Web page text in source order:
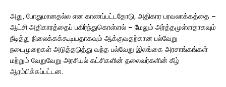
அது, போதுமானதல்ல என காணப்பட்டதோடு, அதிகார பரவலாக்கத்தை –
ஆட்சி அதிகாரத்தைப் பகிர்ந்துகொள்ளல் – மேலும் அர்த்தமுள்ளதாகவும்
நீடித்து நிலைக்கக்கூடியதாகவும் ஆக்குவதற்கான பல்வேறு
நடைமுறைகள் அடுத்தடுத்து வந்த பல்வேறு இலங்கை அரசாங்கங்கள்
மற்றும் வேறுவேறு அரசியல் கட்சிகளின் தலைவர்களின் கீழ்
ஆரம்பிக்கப்பட்டன.